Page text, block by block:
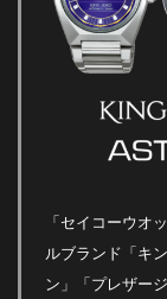
「セイコーウオ
ルブランド「キ
ン」「プレザー